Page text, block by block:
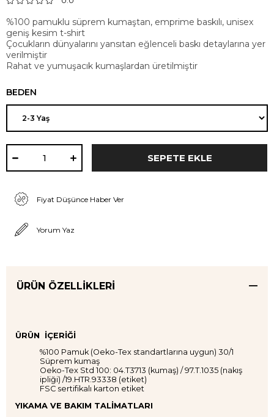
%100 pamuklu süprem kumaştan, emprime baskılı, unisex
geniş kesim t-shirt
Çocukların dünyalarını yansıtan eğlenceli baskı detaylarına yer
verilmiştir
Rahat ve yumuşacık kumaşlardan üretilmiştir
BEDEN
Fiyat Düşünce Haber Ver
Yorum Yaz
ÜRÜN ÖZELLIKLERI
ÜRÜN İÇERİĞİ
%100 Pamuk (Oeko-Tex standartlarına uygun) 30/1
Süprem kumaş
Oeko-Tex Std 100: 04.T3713 (kumaş) / 97.T.1035 (nakış
ipliği) /19.HTR.93338 (etiket)
FSC sertifikalı karton etiket
YIKAMA VE BAKIM TALİMATLARI